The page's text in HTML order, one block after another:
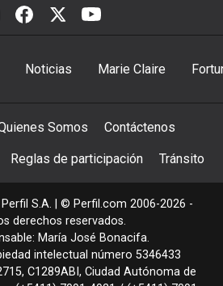
Noticias Marie Claire
Somos Contáctenos
Reglas de participación Tránsito
S.A. | © Perfil.com 2006-2026 -
derechos reservados.
María José Bonacifa.
intelectual número 5346433
, C1289ABI , Ciudad Autónoma de